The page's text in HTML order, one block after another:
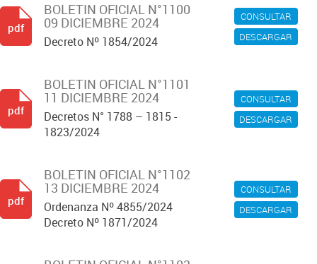
CONSULTAR
DESCARGAR
BOLETIN OFICIAL N°1100
09 DICIEMBRE 2024
Decreto Nº 1854/2024
pdf
CONSULTAR
DESCARGAR
BOLETIN OFICIAL N°1101
11 DICIEMBRE 2024
Decretos N° 1788 – 1815 -
1823/2024
pdf
CONSULTAR
DESCARGAR
BOLETIN OFICIAL N°1102
13 DICIEMBRE 2024
Ordenanza Nº 4855/2024
Decreto Nº 1871/2024
pdf